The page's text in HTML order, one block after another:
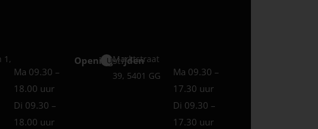
1,
Ma 09.30 –
18.00 uur
Di 09.30 –
18.00 uur
Openingstijden
Uden
Marktstraat
39, 5401 GG
Ma 09.30 –
17.30 uur
Di 09.30 –
17.30 uur